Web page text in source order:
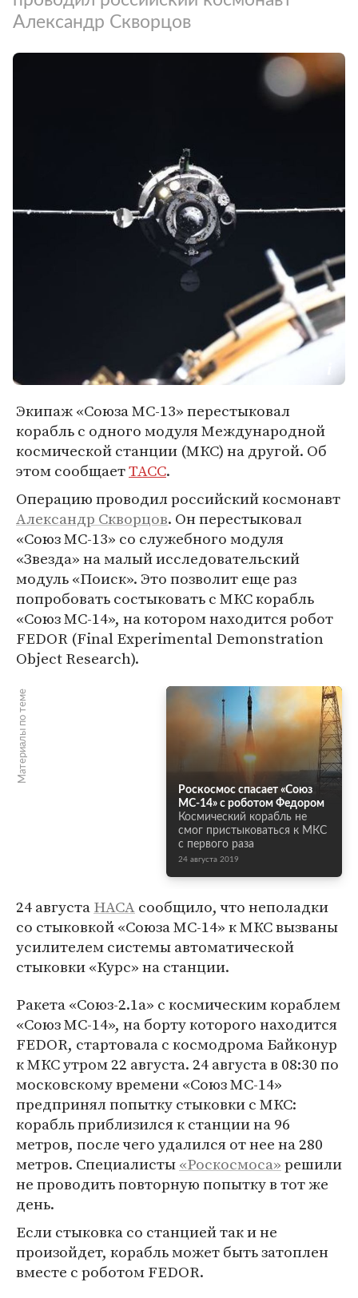
Александр Скворцов
Экипаж «Союза МС-13» перестыковал
корабль с одного модуля Международной
космической станции (МКС) на другой. Об
этом сообщаетТАСС.
Операцию проводил российский космонавт
Александр Скворцов. Он перестыковал
«Союз МС-13» со служебного модуля
«Звезда» на малый исследовательский
модуль «Поиск». Это позволит еще раз
попробовать состыковать с МКС корабль
«Союз МС-14», на котором находится робот
FEDOR (Final Experimental Demonstration
Object Research).
Материалы по теме
Роскосмос спасает «Союз
МС-14» с роботом Федором
Космический корабль не
смог пристыковаться к МКС
с первого раза
24 августа 2019
24 августаНАСАсообщило, что неполадки
со стыковкой «Союза МС-14» к МКС вызваны
усилителем системы автоматической
стыковки «Курс» на станции.
Ракета «Союз-2.1а» с космическим кораблем
«Союз МС-14», на борту которого находится
FEDOR, стартовала с космодрома Байконур
к МКС утром 22 августа. 24 августа в 08:30 по
московскому времени «Союз МС-14»
предпринял попытку стыковки с МКС:
корабль приблизился к станции на 96
метров, после чего удалился от нее на 280
метров. Специалисты«Роскосмоса»решили
не проводить повторную попытку в тот же
день.
Если стыковка со станцией так и не
произойдет, корабль может быть затоплен
вместе с роботом FEDOR.